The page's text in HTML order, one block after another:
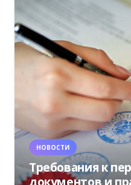
НОВОСТИ
Требования к
документов и